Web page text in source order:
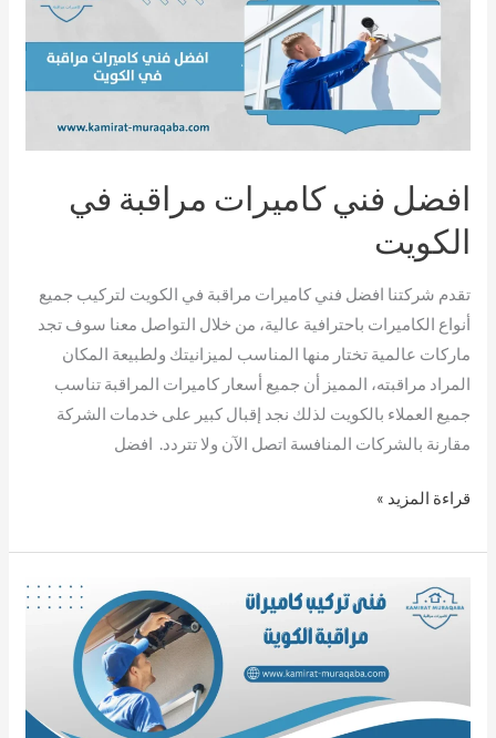
افضل فني كاميرات مراقبة في
الكويت
تقدم شركتنا افضل فني كاميرات مراقبة في الكويت لتركيب جميع
أنواع الكاميرات باحترافية عالية، من خلال التواصل معنا سوف تجد
ماركات عالمية تختار منها المناسب لميزانيتك ولطبيعة المكان
المراد مراقبته، المميز أن جميع أسعار كاميرات المراقبة تناسب
جميع العملاء بالكويت لذلك نجد إقبال كبير على خدمات الشركة
مقارنة بالشركات المنافسة اتصل الآن ولا تتردد. افضل
كاميرات
مراقبة
قراءة المزيد »
فني
تركيب
الكويت..